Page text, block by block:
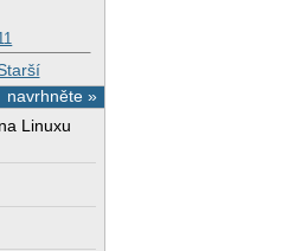
navrhněte »
Linuxu